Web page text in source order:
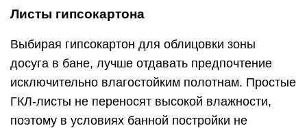
Листы гипсокартона
Выбирая гипсокартон для облицовки зоны
досуга в бане, лучше отдавать предпочтение
исключительно влагостойким полотнам. Простые
ГКЛ-листы не переносят высокой влажности,
поэтому в условиях банной постройки не